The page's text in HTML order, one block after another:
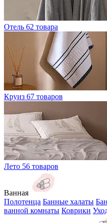
Отель 62 товара
Круиз 67 товаров
Лето 56 товаров
Ванная
Полотенца Банные халаты
ванной комнаты Коврики